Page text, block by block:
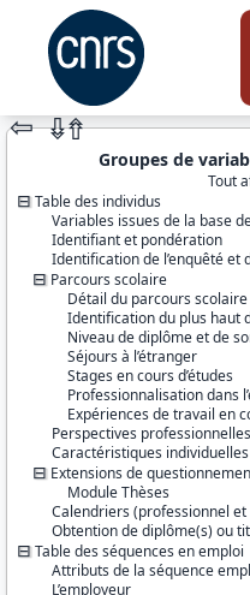
⇦ ⇮⇮
Groupes de
Tout
Table des individus
Variables issues de la base
Identifiant et pondération
Identification de l’enquêté et
Parcours scolaire
Détail du parcours scolaire
Identification du plus haut
Niveau de diplôme et de
Séjours à l’étranger
Stages en cours d’études
Professionnalisation dans
Expériences de travail en
Perspectives professionnelles
Caractéristiques
Extensions de
Module Thèses
Calendriers (professionnel
Obtention de diplôme(s) ou
Table des séquences en emploi
Attributs de la séquence
L’employeur
lil-1292
Série